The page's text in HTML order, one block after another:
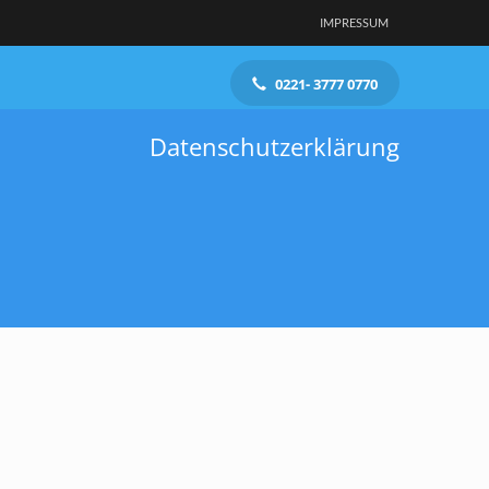
IMPRESSUM
0221- 3777 0770
Datenschutzerklärung